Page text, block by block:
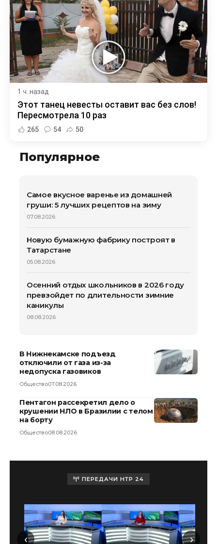
1 ч. назад
Этот танец невесты оставит вас без слов!
Пересмотрела 10 раз
265 54 50
Популярное
Самое вкусное варенье из домашней
груши: 5 лучших рецептов на зиму
07.08.2026
Новую бумажную фабрику построят в
Татарстане
05.08.2026
Осенний отдых школьников в 2026 году
превзойдет по длительности зимние
каникулы
08.08.2026
В Нижнекамске подъезд
отключили от газа из-за
недопуска газовиков
Общество07.08.2026
Пентагон рассекретил дело о
крушении НЛО в Бразилии с телом
на борту
Общество08.08.2026
ПЕРЕДАЧИ НТР 24
‹ ›